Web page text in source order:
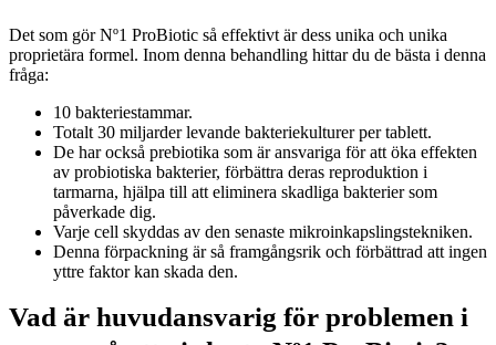
Det som gör Nº1 ProBiotic så effektivt är dess unika och unika
proprietära formel. Inom denna behandling hittar du de bästa i denna
fråga:
10 bakteriestammar.
Totalt 30 miljarder levande bakteriekulturer per tablett.
De har också prebiotika som är ansvariga för att öka effekten
av probiotiska bakterier, förbättra deras reproduktion i
tarmarna, hjälpa till att eliminera skadliga bakterier som
påverkade dig.
Varje cell skyddas av den senaste mikroinkapslingstekniken.
Denna förpackning är så framgångsrik och förbättrad att ingen
yttre faktor kan skada den.
Vad är huvudansvarig för problemen i